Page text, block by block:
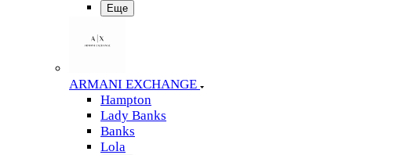
Еще
ARMANI EXCHANGE
Hampton
Lady Banks
Banks
Lola